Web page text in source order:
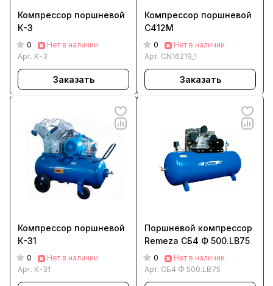
Компрессор поршневой
К-3
0
Нет в наличии
Арт. К-3
Заказать
Компрессор поршневой
С412М
0
Нет в наличии
Арт. CN16219_1
Заказать
Компрессор поршневой
К-31
0
Нет в наличии
Арт. К-31
Поршневой компрессор
Remeza СБ4 Ф 500.LB75
0
Нет в наличии
Арт. СБ4 Ф 500.LB75